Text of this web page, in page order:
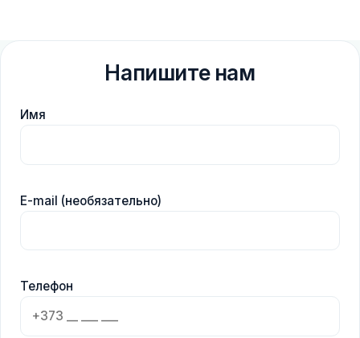
Напишите нам
Имя
E-mail (необязательно)
Телефон